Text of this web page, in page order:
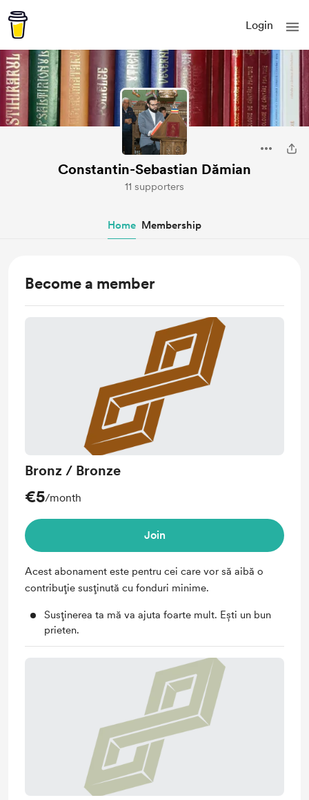
Login
Constantin-Sebastian Dămian
11 supporters
Home Membership
Become a member
Bronz / Bronze
€5/month
Join
Acest abonament este pentru cei care vor să aibă o
contribuție susținută cu fonduri minime.
Susținerea ta mă va ajuta foarte mult. Ești un bun
prieten.